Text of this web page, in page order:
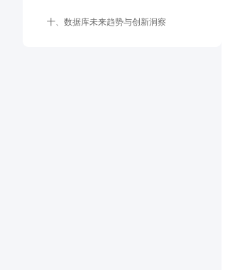
十、数据库未来趋势与创新洞察